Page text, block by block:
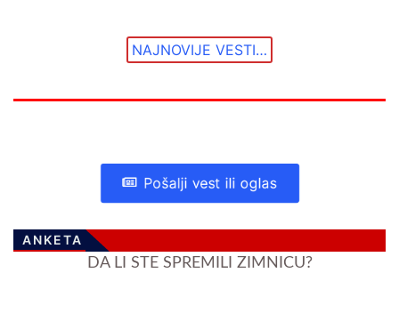
NAJNOVIJE VESTI…
Pošalji vest ili oglas
ANKETA
DA LI STE SPREMILI ZIMNICU?